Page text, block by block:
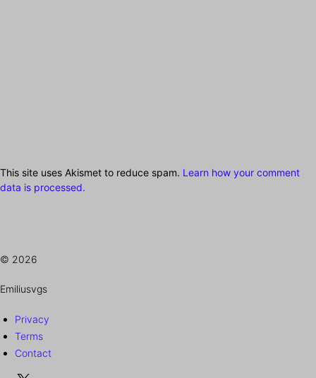
This site uses Akismet to reduce spam. Learn how your comment
data is processed.
© 2026
Emiliusvgs
Privacy
Terms
Contact